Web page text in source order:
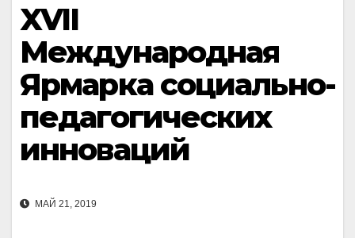
XVII
Международная
Ярмарка социально-
педагогических
инноваций
МАЙ 21, 2019